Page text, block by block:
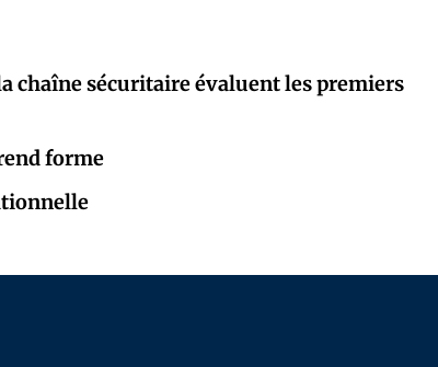
chaîne sécuritaire évaluent les premiers
forme